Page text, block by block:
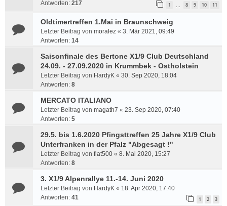
Antworten: 217 1 8 9 10 11
Oldtimertreffen 1.Mai in Braunschweig
Letzter Beitrag von moralez « 3. Mär 2021, 09:49
Antworten: 14
Saisonfinale des Bertone X1/9 Club Deutschland
24.09. - 27.09.2020 in Krummbek - Ostholstein
Letzter Beitrag von HardyK « 30. Sep 2020, 18:04
Antworten: 8
MERCATO ITALIANO
Letzter Beitrag von magath7 « 23. Sep 2020, 07:40
Antworten: 5
29.5. bis 1.6.2020 Pfingsttreffen 25 Jahre X1/9 Club
Unterfranken in der Pfalz "Abgesagt !"
Letzter Beitrag von fiat500 « 8. Mai 2020, 15:27
Antworten: 8
3. X1/9 Alpenrallye 11.-14. Juni 2020
Letzter Beitrag von HardyK « 18. Apr 2020, 17:40
Antworten: 41 1 2 3